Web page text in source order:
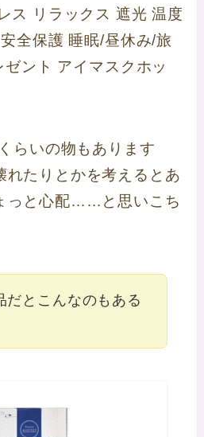
ス リラックス 遮光 温度
全保護 睡眠/昼休み/旅
ント アイマスクホッ
らいの物もあります
れたりとかを考えるとあ
っと心配……と思いこち
だとこんなのもある